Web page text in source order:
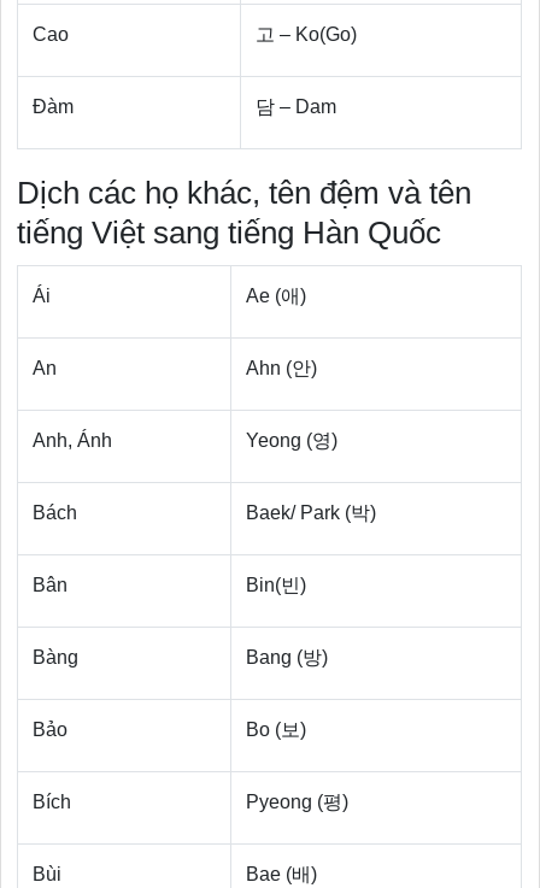
Cao 고 – Ko(Go)
Đàm 담 – Dam
Dịch các họ khác, tên đệm và tên
tiếng Việt sang tiếng Hàn Quốc
Ái Ae (애)
An Ahn (안)
Anh, Ánh Yeong (영)
Bách Baek/ Park (박)
Bân Bin(빈)
Bàng Bang (방)
Bảo Bo (보)
Bích Pyeong (평)
Bùi Bae (배)